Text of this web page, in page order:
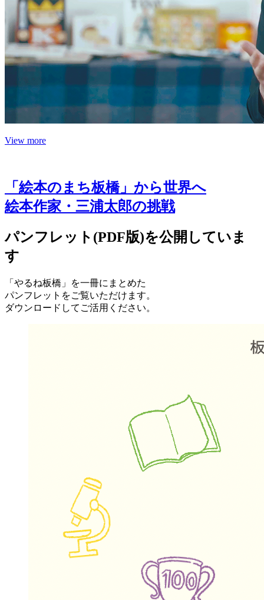
View more
「絵本のまち板橋」から世界へ
絵本作家・三浦太郎の挑戦
パンフレット(PDF版)を公開していま
す
「やるね板橋」を一冊にまとめた
パンフレットをご覧いただけます。
ダウンロードしてご活用ください。